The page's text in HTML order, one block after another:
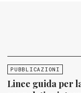
PUBBLICAZIONI
Linee guida per